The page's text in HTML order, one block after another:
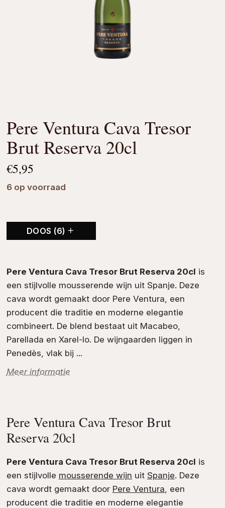
Pere Ventura Cava Tresor
Brut Reserva 20cl
€5,95
6 op voorraad
DOOS (6)
Pere Ventura Cava Tresor Brut Reserva 20cl is
een stijlvolle mousserende wijn uit Spanje. Deze
cava wordt gemaakt door Pere Ventura , een
producent die traditie en moderne elegantie
combineert. De blend bestaat uit Macabeo,
Parellada en Xarel-lo. De wijngaarden liggen in
Penedès , vlak bij ...
Meer informatie
Pere Ventura Cava Tresor Brut
Reserva 20cl
Pere Ventura Cava Tresor Brut Reserva 20cl is
een stijlvolle mousserende wijn uit Spanje. Deze
cava wordt gemaakt door Pere Ventura , een
producent die traditie en moderne elegantie